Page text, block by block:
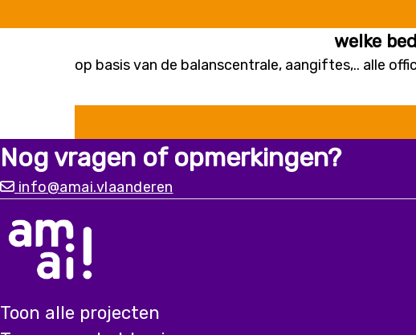
welke
op basis van de balanscentrale, aangiftes,.. alle
Nog vragen of opmerkingen?
info@amai.vlaanderen
Toon alle projecten